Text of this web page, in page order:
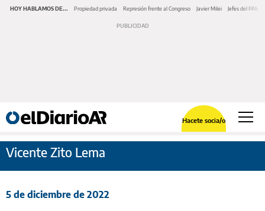
HOY HABLAMOS DE... Propiedad privada Represión frente al Congreso Javier Milei Jefes del PAMI
Hacete socia/o
Vicente Zito Lema
5 de diciembre de 2022